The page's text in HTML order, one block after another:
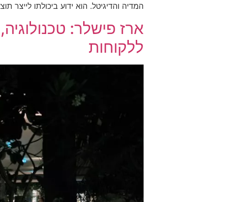
המדיה והדיגיטל. הוא ידוע ביכולתו
ארז פישלר:
ללקוחות